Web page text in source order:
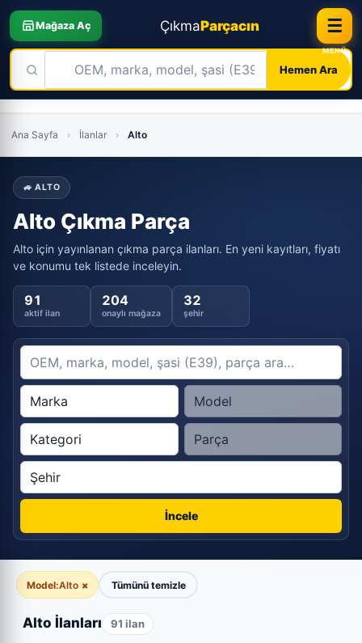
Mağaza Aç ÇıkmaParçacın
Hemen Ara
☰
to
content
Ana Sayfa › İlanlar › Alto
🚙 ALTO
Alto Çıkma Parça
Alto için yayınlanan çıkma parça ilanları. En yeni kayıtları, fiyatı
ve konumu tek listede inceleyin.
91
aktif ilan
204
onaylı mağaza
32
şehir
İncele
Model:Alto × Tümünü temizle
Alto İlanları 91 ilan